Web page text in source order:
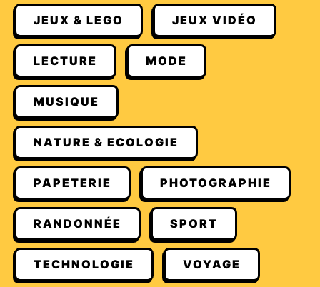
JEUX & LEGO JEUX VIDÉO
LECTURE MODE
MUSIQUE
NATURE & ECOLOGIE
PAPETERIE PHOTOGRAPHIE
RANDONNÉE SPORT
TECHNOLOGIE VOYAGE